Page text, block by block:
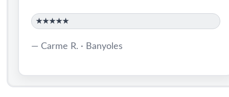
★★★★★
— Carme R. · Banyoles